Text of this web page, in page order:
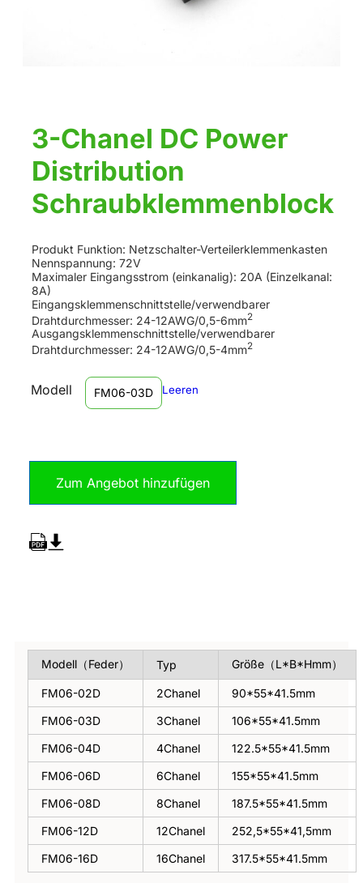
3-Chanel DC Power
Distribution
Schraubklemmenblock
Produkt Funktion: Netzschalter-Verteilerklemmenkasten
Nennspannung: 72V
Maximaler Eingangsstrom (einkanalig): 20A (Einzelkanal:
8A)
Eingangsklemmenschnittstelle/verwendbarer
Drahtdurchmesser: 24-12AWG/0,5-6mm2
Ausgangsklemmenschnittstelle/verwendbarer
Drahtdurchmesser: 24-12AWG/0,5-4mm2
Modell FM06-03D Leeren
Zum Angebot hinzufügen
Modell（Feder） Typ Größe（L*B*Hmm）
FM06-02D 2Chanel
90*55*41.5mm
FM06-03D
3Chanel
106*55*41.5mm
FM06-04D
4Chanel
122.5*55*41.5mm
FM06-06D
6Chanel
155*55*41.5mm
FM06-08D
8Chanel
187.5*55*41.5mm
FM06-12D
12Chanel
252,5*55*41,5mm
FM06-16D
16Chanel 317.5*55*41.5mm